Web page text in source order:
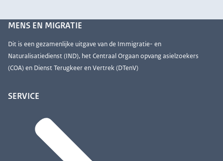
MENS EN MIGRATIE
Dit is een gezamenlijke uitgave van de Immigratie- en
Naturalisatiedienst (IND), het Centraal Orgaan opvang asielzoekers
(COA) en Dienst Terugkeer en Vertrek (DTenV)
SERVICE